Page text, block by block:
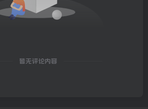
暂无评论内容